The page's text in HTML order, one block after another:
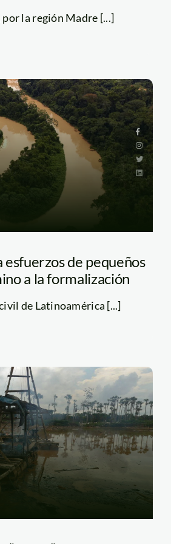
la región Madre [...]
de pequeños
a la formalización
de Latinoamérica [...]